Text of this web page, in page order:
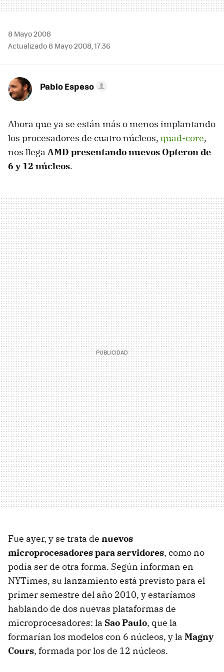
8 Mayo 2008
Actualizado 8 Mayo 2008, 17:36
Pablo Espeso
Ahora que ya se están más o menos implantando
los procesadores de cuatro núcleos, quad-core,
nos llega AMD presentando nuevos Opteron de
6 y 12 núcleos.
Fue ayer, y se trata de nuevos
microprocesadores para servidores, como no
podía ser de otra forma. Según informan en
NYTimes, su lanzamiento está previsto para el
primer semestre del año 2010, y estaríamos
hablando de dos nuevas plataformas de
microprocesadores: la Sao Paulo, que la
formarían los modelos con 6 núcleos, y la Magny
Cours, formada por los de 12 núcleos.